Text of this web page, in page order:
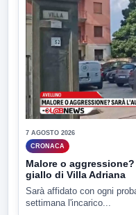
7 AGOSTO 2026
CRONACA
Malore o
giallo di Villa Adriana
Sarà affidato con ogni
settimana l'incarico...